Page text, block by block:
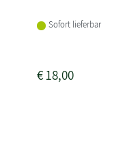
Sofort lieferbar
€18,00